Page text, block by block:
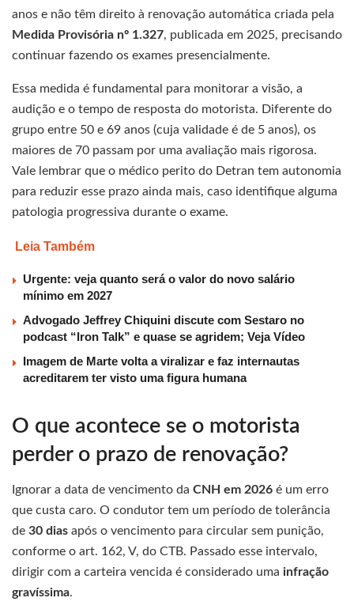
anos e não têm direito à renovação automática criada pela
Medida Provisória nº 1.327, publicada em 2025, precisando
continuar fazendo os exames presencialmente.
Essa medida é fundamental para monitorar a visão, a
audição e o tempo de resposta do motorista. Diferente do
grupo entre 50 e 69 anos (cuja validade é de 5 anos), os
maiores de 70 passam por uma avaliação mais rigorosa.
Vale lembrar que o médico perito do Detran tem autonomia
para reduzir esse prazo ainda mais, caso identifique alguma
patologia progressiva durante o exame.
Leia Também
Urgente: veja quanto será o valor do novo salário
mínimo em 2027
Advogado Jeffrey Chiquini discute com Sestaro no
podcast “Iron Talk” e quase se agridem; Veja Vídeo
Imagem de Marte volta a viralizar e faz internautas
acreditarem ter visto uma figura humana
O que acontece se o motorista
perder o prazo de renovação?
Ignorar a data de vencimento da CNH em 2026 é um erro
que custa caro. O condutor tem um período de tolerância
de 30 dias após o vencimento para circular sem punição,
conforme o art. 162, V, do CTB. Passado esse intervalo,
dirigir com a carteira vencida é considerado uma infração
gravíssima.